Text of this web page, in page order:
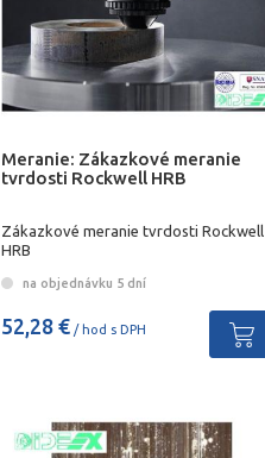
Meranie: Zákazkové meranie
tvrdosti Rockwell HRB
Zákazkové meranie tvrdosti Rockwell
HRB
na objednávku 5 dní
52,28 € / hod s DPH